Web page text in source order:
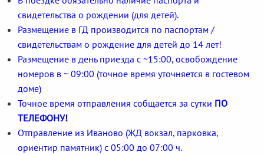
свидетельства о рождении (для детей).
Размещение в ГД производится по паспортам /
свидетельствам о рождение для детей до 14 лет!
Размещение в день приезда с ~15:00, освобождение
номеров в ~ 09:00 (точное время уточняется в гостевом
доме)
Точное время отправления собщается за сутки ПО
ТЕЛЕФОНУ!
Отправление из Иваново (ЖД вокзал, парковка,
ориентир памятник) с 05:00 до 07:00 ч.